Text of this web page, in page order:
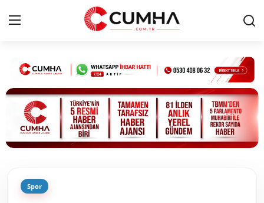
Kurumsal
Cumhurbaşkanlığı
Bakanlıklar
Siyasi Partiler
Spor